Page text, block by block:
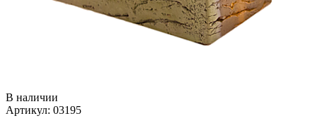
В наличии
Артикул: 03195